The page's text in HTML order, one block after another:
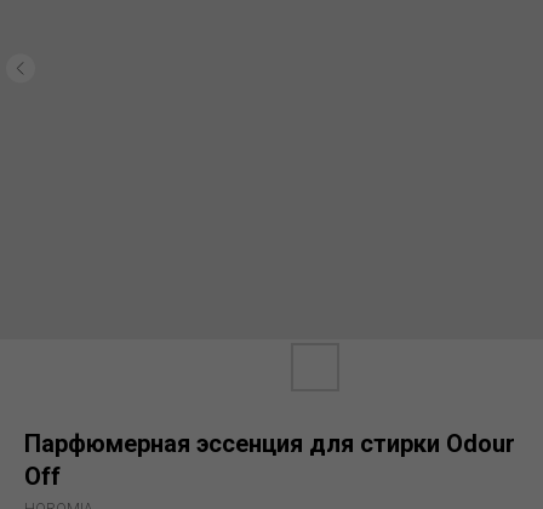
Парфюмерная эссенция для стирки Odour
Off